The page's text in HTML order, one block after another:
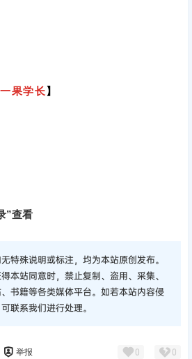
一果学长】
”查看
特殊说明或标注，均为本站原创发布。
本站同意时，禁止复制、盗用、采集、
书籍等各类媒体平台。如若本站内容侵
联系我们进行处理。
举报 0 0